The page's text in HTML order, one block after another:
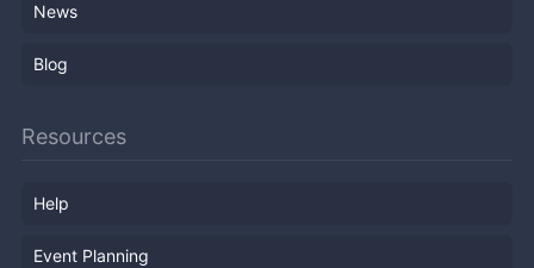
News
Blog
Resources
Help
Event Planning